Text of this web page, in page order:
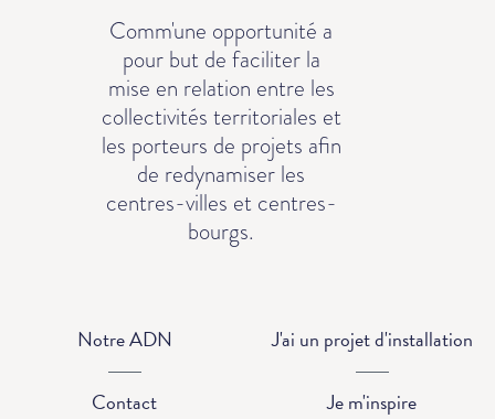
Comm'une opportunité a
pour but de faciliter la
mise en relation entre les
collectivités territoriales et
les porteurs de projets afin
de redynamiser les
centres-villes et centres-
bourgs.
Notre ADN
Contact
J'ai un projet d'installation
Je m'inspire